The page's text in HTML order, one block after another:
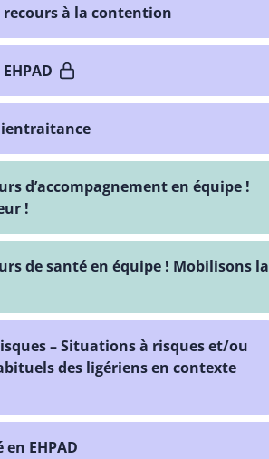
à la contention
d’accompagnement en équipe !
!
de santé en équipe ! Mobilisons la
– Situations à risques et/ou
des ligériens en contexte
EHPAD